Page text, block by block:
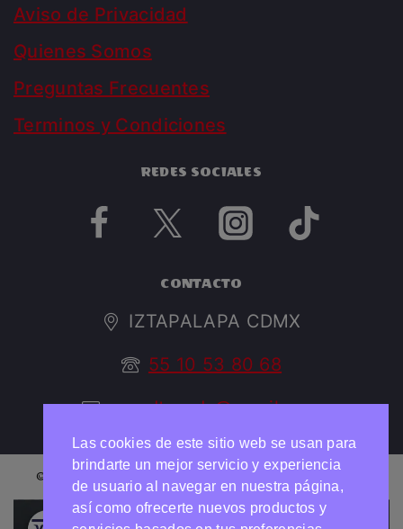
Aviso de Privacidad
Quienes Somos
Preguntas Frecuentes
Terminos y Condiciones
REDES SOCIALES
CONTACTO
IZTAPALAPA CDMX
55 10 53 80 68
argedtrendy@gmail.com
© 2026 ARGED TRENDY Todos los derechos reservados
Necesitas ayuda?
Chatea con nosotros
Las cookies de este sitio web se usan para
brindarte un mejor servicio y experiencia
de usuario al navegar en nuestra página,
así como ofrecerte nuevos productos y